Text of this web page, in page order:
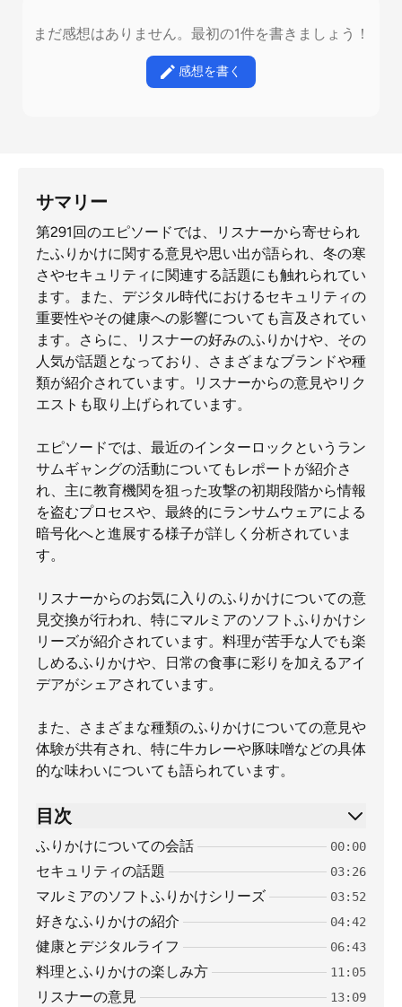
まだ感想はありません。最初の1件を書きましょう！
感想を書く
サマリー
第291回のエピソードでは、リスナーから寄せられ
たふりかけに関する意見や思い出が語られ、冬の寒
さやセキュリティに関連する話題にも触れられてい
ます。また、デジタル時代におけるセキュリティの
重要性やその健康への影響についても言及されてい
ます。さらに、リスナーの好みのふりかけや、その
人気が話題となっており、さまざまなブランドや種
類が紹介されています。リスナーからの意見やリク
エストも取り上げられています。
エピソードでは、最近のインターロックというラン
サムギャングの活動についてもレポートが紹介さ
れ、主に教育機関を狙った攻撃の初期段階から情報
を盗むプロセスや、最終的にランサムウェアによる
暗号化へと進展する様子が詳しく分析されていま
す。
リスナーからのお気に入りのふりかけについての意
見交換が行われ、特にマルミアのソフトふりかけシ
リーズが紹介されています。料理が苦手な人でも楽
しめるふりかけや、日常の食事に彩りを加えるアイ
デアがシェアされています。
また、さまざまな種類のふりかけについての意見や
体験が共有され、特に牛カレーや豚味噌などの具体
的な味わいについても語られています。
目次
ふりかけについての会話 00:00
セキュリティの話題 03:26
マルミアのソフトふりかけシリーズ 03:52
好きなふりかけの紹介 04:42
健康とデジタルライフ 06:43
料理とふりかけの楽しみ方 11:05
リスナーの意見 13:09